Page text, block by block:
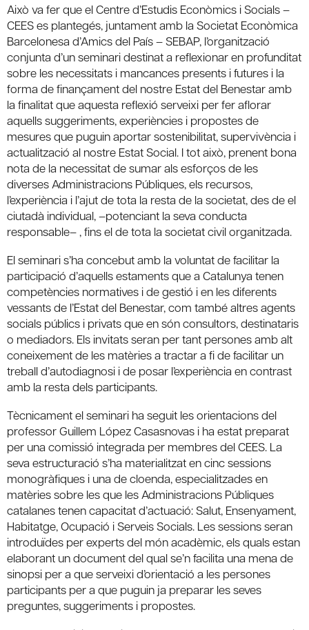
Això va fer que el Centre d’Estudis Econòmics i Socials –
CEES es plantegés, juntament amb la Societat Econòmica
Barcelonesa d’Amics del País – SEBAP, l’organització
conjunta d’un seminari destinat a reflexionar en profunditat
sobre les necessitats i mancances presents i futures i la
forma de finançament del nostre Estat del Benestar amb
la finalitat que aquesta reflexió serveixi per fer aflorar
aquells suggeriments, experiències i propostes de
mesures que puguin aportar sostenibilitat, supervivència i
actualització al nostre Estat Social. I tot això, prenent bona
nota de la necessitat de sumar als esforços de les
diverses Administracions Públiques, els recursos,
l’experiència i l’ajut de tota la resta de la societat, des de el
ciutadà individual, –potenciant la seva conducta
responsable– , fins el de tota la societat civil organitzada.
El seminari s’ha concebut amb la voluntat de facilitar la
participació d’aquells estaments que a Catalunya tenen
competències normatives i de gestió i en les diferents
vessants de l’Estat del Benestar, com també altres agents
socials públics i privats que en són consultors, destinataris
o mediadors. Els invitats seran per tant persones amb alt
coneixement de les matèries a tractar a fi de facilitar un
treball d’autodiagnosi i de posar l’experiència en contrast
amb la resta dels participants.
Tècnicament el seminari ha seguit les orientacions del
professor Guillem López Casasnovas i ha estat preparat
per una comissió integrada per membres del CEES. La
seva estructuració s’ha materialitzat en cinc sessions
monogràfiques i una de cloenda, especialitzades en
matèries sobre les que les Administracions Públiques
catalanes tenen capacitat d’actuació: Salut, Ensenyament,
Habitatge, Ocupació i Serveis Socials. Les sessions seran
introduïdes per experts del món acadèmic, els quals estan
elaborant un document del qual se’n facilita una mena de
sinopsi per a que serveixi d’orientació a les persones
participants per a que puguin ja preparar les seves
preguntes, suggeriments i propostes.